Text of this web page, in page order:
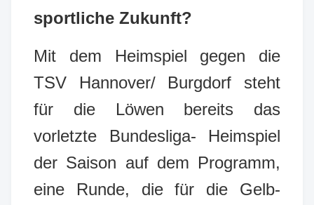
sportliche Zukunft?
Mit dem Heimspiel gegen die
TSV Hannover/ Burgdorf steht
für die Löwen bereits das
vorletzte Bundesliga- Heimspiel
der Saison auf dem Programm,
eine Runde, die für die Gelb-